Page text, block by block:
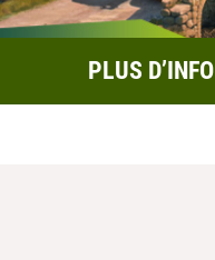
PLUS D’INFO